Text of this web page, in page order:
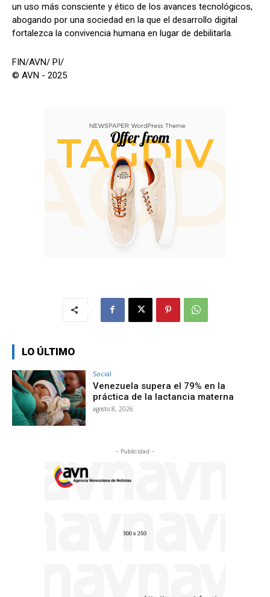
un uso más consciente y ético de los avances tecnológicos,
abogando por una sociedad en la que el desarrollo digital
fortalezca la convivencia humana en lugar de debilitarla.
FIN/AVN/ PI/
© AVN - 2025
LO ÚLTIMO
Social
Venezuela supera el 79% en la
práctica de la lactancia materna
agosto 8, 2026
- Publicidad -